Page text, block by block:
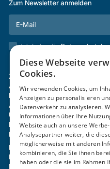
Zum Newsletter anmelden
Ich habe die
Zertifizierung & Verifikation
Akademie
Mitgliedschaft
Aktivitäten
Über uns
Login
Kontakt
Impressum
Datenschutz
Barrierefreiheitserklärung
Diese Webseite
Cookies.
Wir verwenden Cookies, um
Anzeigen zu personalisieren
Datenverkehr zu analysieren.
Informationen über Ihre
Website auch an unsere
Analysepartner weiter, die diese
möglicherweise mit anderen
kombinieren, die Sie ihnen
haben oder die sie im Rahmen